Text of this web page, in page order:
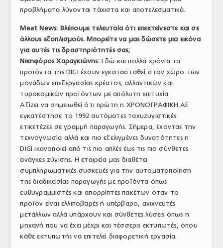
προβλήματα λύνονται τάχιστα και αποτελεσματικά.
Meat News: Βλέπουμε τελευταία ότι επεκτείνεστε και σε
άλλους εξοπλισμούς. Μπορείτε να μας δώσετε μια εικόνα
για αυτές τις δραστηριότητές σας;
Νικηφόρος Χαραγκιώνης:Εδώ και πολλά χρόνια τα
προϊόντα της DIGI έχουν εγκατασταθεί στον χώρο των
μονάδων επεξεργασίας κρέατος, αλλαντικών και
τυροκομικών προϊόντων με απόλυτη επιτυχία.
Αξίζει να σημειωθεί ότι πρώτη η ΧΡΟΝΟΓΡΑΦΙΚΗ ΑΕ
εγκατέστησε το 1992 αυτόματες ταχυζυγιστικές
ετικετέζες σε γραμμή παραγωγής. Σήμερα, έχοντας την
τεχνογνωσία αλλά και πιο εξελιγμένες δυνατότητες η
DIGI ικανοποιεί από τις πιο απλές έως τις πιο σύνθετες
ανάγκες ζύγισης. Η εταιρεία μας διαθέτει
συμπληρωματικές συσκευές για την αυτοματοποίηση
της διαδικασίας παραγωγής με προϊόντα όπως
ευθυγραμμιστές και απορρίπτες πακέτων όταν το
προϊόν είναι ελλιποβαρές ή υπέρβαρο, ανιχνευτές
μετάλλων αλλά υπάρχουν και σύνθετες λύσεις όπως η
μηχανή που να έχει μέχρι και τέσσερις εκτυπωτές, όπου
κάθε εκτυπωτής να επιτελεί διαφορετική εργασία.